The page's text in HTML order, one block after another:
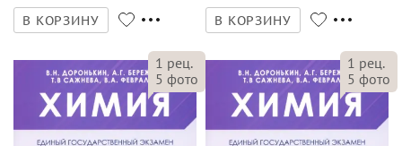
В КОРЗИНУ В КОРЗИНУ
1 рец.
5 фото
1 рец.
5 фото